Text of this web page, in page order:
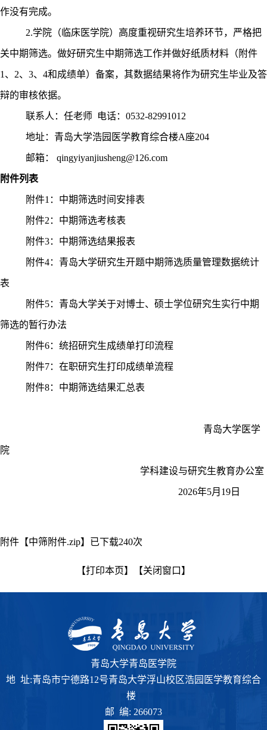
作没有完成。
2.学院（临床医学院）高度重视研究生培养环节，严格把
关中期筛选。做好研究生中期筛选工作并做好纸质材料（附件
1、 2、 3、 4和成绩单）备案，其数据结果将作为研究生毕业及答
辩的审核依据。
联系人：任老师 电话： 0532-82991012
地址：青岛大学浩园医学教育综合楼A座204
邮箱： qingyiyanjiusheng@126.com
附件列表
附件1 ：中期筛选时间安排表
附件2：中期筛选考核表
附件3：中期筛选结果报表
附件4：青岛大学研究生开题中期筛选质量管理数据统计
表
附件5：青岛大学关于对博士、硕士学位研究生实行中期
筛选的暂行办法
附件6：统招研究生成绩单打印流程
附件7：在职研究生打印成绩单流程
附件8：中期筛选结果汇总表
青岛大学医学
院
学科建设与研究生教育办公室
2026年5月 19 日
附件【中筛附件.zip】已下载240次
【打印本页】 【关闭窗口】
青岛大学青岛医学院
地 址:青岛市宁德路12号青岛大学浮山校区浩园医学教育综合
楼
邮 编: 266073